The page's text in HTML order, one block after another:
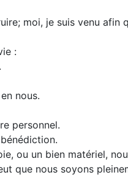
moi, je suis venu afin
:
nous.
personnel.
ou un bien matériel,
que nous soyons